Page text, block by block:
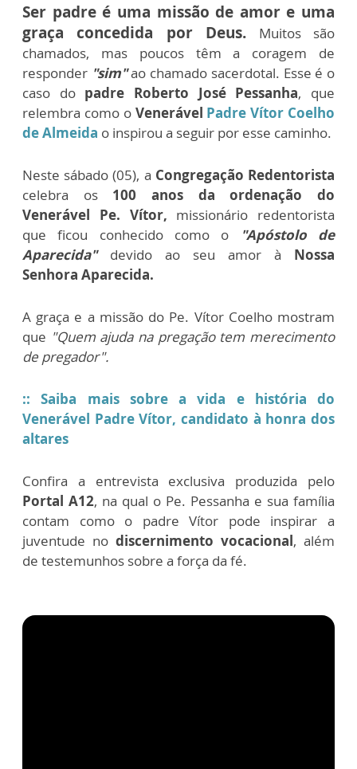
Ser padre é uma missão de amor e uma
graça concedida por Deus. Muitos são
chamados, mas poucos têm a coragem de
responder "sim"ao chamado sacerdotal. Esse é o
caso do padre Roberto José Pessanha, que
relembra como o Venerável Padre Vítor Coelho
de Almeida o inspirou a seguir por esse caminho.
Neste sábado (05), a Congregação Redentorista
celebra os 100 anos da ordenação do
Venerável Pe. Vítor, missionário redentorista
que ficou conhecido como o "Apóstolo de
Aparecida"devido ao seu amor à Nossa
Senhora Aparecida.
A graça e a missão do Pe. Vítor Coelho mostram
que "Quem ajuda na pregação tem merecimento
de pregador".
:: Saiba mais sobre a vida e história do
Venerável Padre Vítor, candidato à honra dos
altares
Confira a entrevista exclusiva produzida pelo
Portal A12, na qual o Pe. Pessanha e sua família
contam como o padre Vítor pode inspirar a
juventude no discernimento vocacional, além
de testemunhos sobre a força da fé.